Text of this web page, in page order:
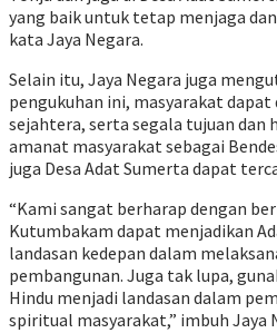
yang baik untuk tetap menjaga
kata Jaya Negara.
Selain itu, Jaya Negara juga
pengukuhan ini, masyarakat
sejahtera, serta segala tujuan dan
amanat masyarakat sebagai
juga Desa Adat Sumerta dapat
“Kami sangat berharap dengan
Kutumbakam dapat menjadikan
landasan kedepan dalam
pembangunan. Juga tak lupa,
Hindu menjadi landasan dalam
spiritual masyarakat,” imbuh Jaya